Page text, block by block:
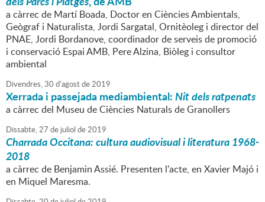
a càrrec de Martí Boada, Doctor en Ciències Ambientals,
Geògraf i Naturalista, Jordi Sargatal, Ornitèoleg i director del
PNAE, Jordi Bordanove, coordinador de serveis de promoció
i conservació Espai AMB, Pere Alzina, Biòleg i consultor
ambiental
Divendres,30 d'agostde2019
Xerrada i passejada mediambiental:Nit dels ratpenats
a càrrec del Museu de Ciències Naturals de Granollers
Dissabte,27 de juliol de2019
Charrada Occitana: cultura audiovisual i literatura 1968-
2018
a càrrec de Benjamin Assié. Presenten l'acte, en Xavier Majó i
en Miquel Maresma.